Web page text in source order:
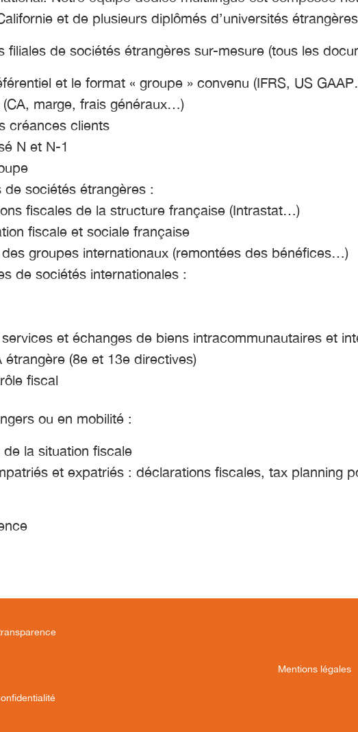
et de plusieurs diplômés d’universités
filiales de sociétés étrangères sur-mesure (tous les
et le format « groupe » convenu (IFRS, US
marge, frais généraux…)
créances clients
N et N-1
sociétés étrangères :
fiscales de la structure française (Intrastat…)
fiscale et sociale française
groupes internationaux (remontées des bénéfices…)
de sociétés internationales :
et échanges de biens intracommunautaires et
étrangère (8e et 13e directives)
fiscal
ou en mobilité :
la situation fiscale
et expatriés : déclarations fiscales, tax planning
Mentions légales